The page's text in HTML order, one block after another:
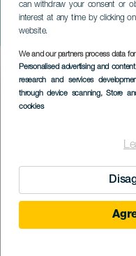
can withdraw your consent or
interest at any time by clicking
website.
We and our partners process data
Personalised advertising and
research and services
through device scanning, Store
cookies
Whitney
Show
Imagen
Listado